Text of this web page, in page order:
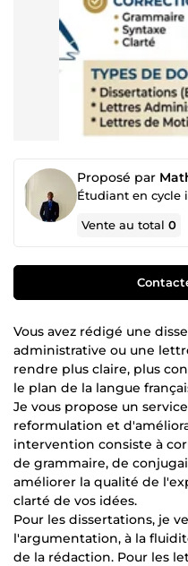
Proposé par
Vente au total0
Vous avez rédigé une
administrative ou une
rendre plus claire, plus
le plan de la langue
Je vous propose un
reformulation et
intervention consiste à
de grammaire, de
améliorer la qualité de
clarté de vos idées.
Pour les dissertations, je
l'argumentation, à la
de la rédaction. Pour les